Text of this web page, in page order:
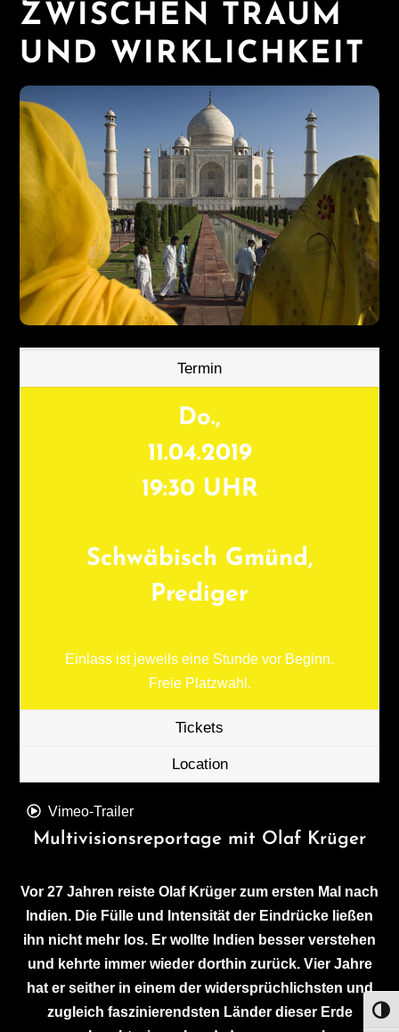
ZWISCHEN TRAUM
UND WIRKLICHKEIT
Termin
Do.,
11.04.2019
19:30 UHR
Schwäbisch Gmünd,
Prediger
Einlass ist jeweils eine Stunde vor Beginn.
Freie Platzwahl.
Tickets
Location
Vimeo-Trailer
Multivisionsreportage mit Olaf Krüger
Vor 27 Jahren reiste Olaf Krüger zum ersten Mal nach
Indien. Die Fülle und Intensität der Eindrücke ließen
ihn nicht mehr los. Er wollte Indien besser verstehen
und kehrte immer wieder dorthin zurück. Vier Jahre
hat er seither in einem der widersprüchlichsten und
zugleich faszinierendsten Länder dieser Erde